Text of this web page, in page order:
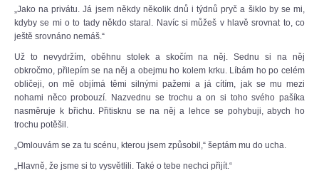
„Jako na privátu. Já jsem někdy několik dnů i týdnů pryč a šiklo by se mi,
kdyby se mi o to tady někdo staral. Navíc si můžeš v hlavě srovnat to, co
ještě srovnáno nemáš.“
Už to nevydržím, oběhnu stolek a skočím na něj. Sednu si na něj
obkročmo, přilepím se na něj a obejmu ho kolem krku. Líbám ho po celém
obličeji, on mě objímá těmi silnými pažemi a já cítím, jak se mu mezi
nohami něco probouzí. Nazvednu se trochu a on si toho svého pašíka
nasměruje k břichu. Přitisknu se na něj a lehce se pohybuji, abych ho
trochu potěšil.
„Omlouvám se za tu scénu, kterou jsem způsobil,“ šeptám mu do ucha.
„Hlavně, že jsme si to vysvětlili. Také o tebe nechci přijít.“